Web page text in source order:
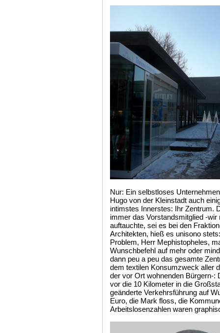
Nur: Ein selbstloses
Hugo von der Kleinstadt auch
intimstes Innerstes: Ihr Zentrum.
immer das Vorstandsmitglied -
auftauchte, sei es bei den
Architekten, hieß es unisono
Problem, Herr Mephistopheles,
Wunschbefehl auf mehr oder
dann peu a peu das gesamte
dem textilen Konsumzweck aller
der vor Ort wohnenden Bürgern-:
vor die 10 Kilometer in die
geänderte Verkehrsführung auf
Euro, die Mark floss, die
Arbeitslosenzahlen waren